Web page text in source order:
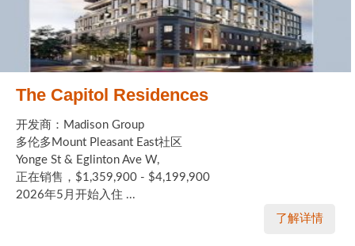
The Capitol Residences
开发商：Madison Group
多伦多Mount Pleasant East社区
Yonge St & Eglinton Ave W,
正在销售，$1,359,900 - $4,199,900
2026年5月开始入住 ...
了解详情